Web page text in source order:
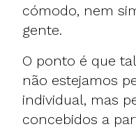
cómodo, nem
gente.
O ponto é que
não estejamos
individual, mas
concebidos a